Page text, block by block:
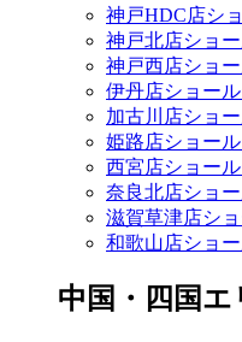
神戸HDC店シ
神戸北店ショ
神戸西店ショ
伊丹店ショー
加古川店ショ
姫路店ショー
西宮店ショー
奈良北店ショ
滋賀草津店シ
和歌山店ショ
中国・四国エ